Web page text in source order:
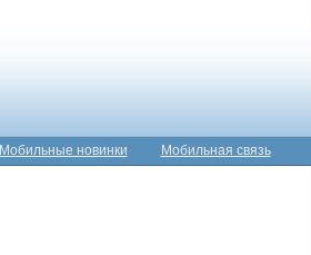
Мобильные новинки Мобильная связь